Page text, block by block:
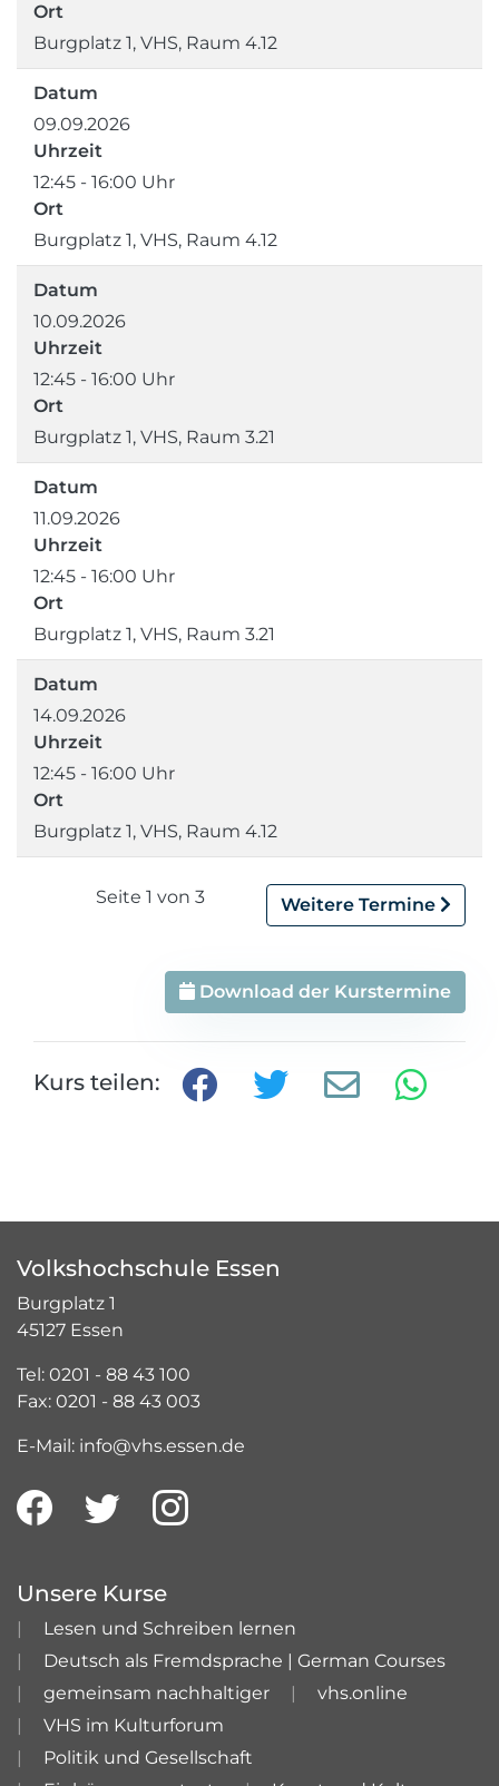
Ort
Burgplatz 1, VHS, Raum 4.12
Datum
09.09.2026
Uhrzeit
12:45 - 16:00 Uhr
Ort
Burgplatz 1, VHS, Raum 4.12
Datum
10.09.2026
Uhrzeit
12:45 - 16:00 Uhr
Ort
Burgplatz 1, VHS, Raum 3.21
Datum
11.09.2026
Uhrzeit
12:45 - 16:00 Uhr
Ort
Burgplatz 1, VHS, Raum 3.21
Datum
14.09.2026
Uhrzeit
12:45 - 16:00 Uhr
Ort
Burgplatz 1, VHS, Raum 4.12
Weitere Termine
Seite 1 von 3
Download der Kurstermine
Kurs teilen:
Volkshochschule Essen
Burgplatz 1
45127 Essen
Tel: 0201 - 88 43 100
Fax: 0201 - 88 43 003
E-Mail: info@vhs.essen.de
Unsere Kurse
Lesen und Schreiben lernen
Deutsch als Fremdsprache | German Courses
gemeinsam nachhaltiger
vhs.online
VHS im Kulturforum
Politik und Gesellschaft